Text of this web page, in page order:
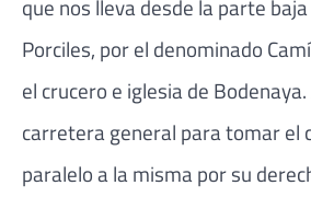
que nos lleva desde la parte
Porciles, por el denominado
el crucero e iglesia de
carretera general para tomar el
paralelo a la misma por su